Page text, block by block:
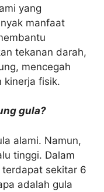
yang
manfaat
tekanan darah,
mencegah
kinerja fisik.
gula?
alami. Namun,
tinggi. Dalam
sekitar 6
adalah gula